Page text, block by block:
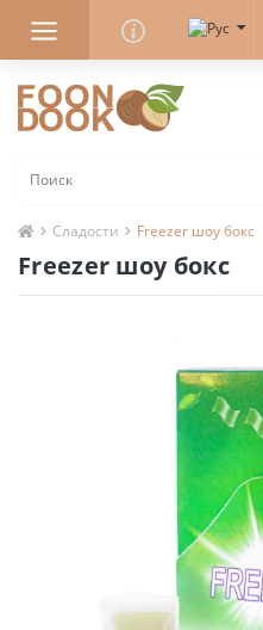
Сладости Freezer шоу бокс
Freezer шоу бокс